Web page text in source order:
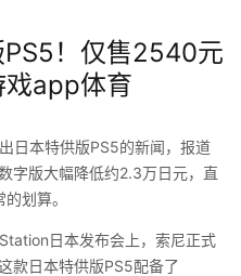
！仅售2540元
戏app体育
本特供版PS5的新闻，报道
字版大幅降低约2.3万日元，直
划算。
日本发布会上，索尼正式
款日本特供版PS5配备了